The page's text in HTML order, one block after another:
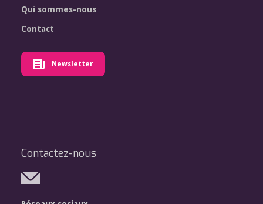
Qui sommes-nous
Contact
Newsletter
Contactez-nous